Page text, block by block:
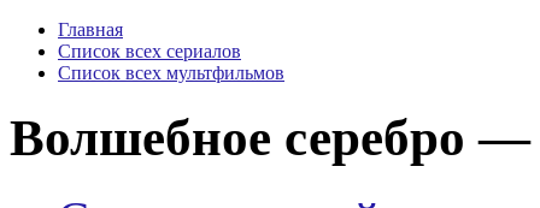
Главная
Список всех сериалов
Список всех мультфильмов
Волшебное серебро